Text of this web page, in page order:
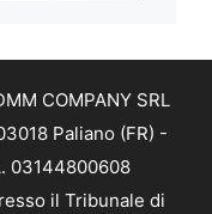
COMPANY SRL
Paliano (FR) -
03144800608
il Tribunale di